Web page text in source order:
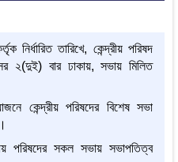
নির্ধারিত তারিখে, কেন্দ্রীয় পরিষদ
২(দুই) বার ঢাকায়, সভায় মিলিত
কেন্দ্রীয় পরিষদের বিশেষ সভা
পরিষদের সকল সভায় সভাপতিত্ব